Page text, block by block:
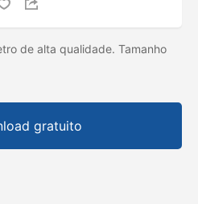
de alta qualidade. Tamanho
gratuito